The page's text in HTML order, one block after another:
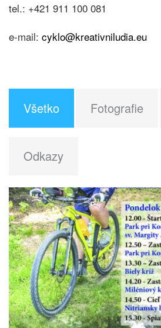
tel.: +421 911 100 081
e-mail: cyklo@kreativniludia.eu
Všetko Fotografie
Odkazy